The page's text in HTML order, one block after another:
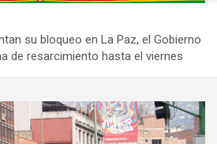
su bloqueo en La Paz, el Gobierno
de resarcimiento hasta el viernes